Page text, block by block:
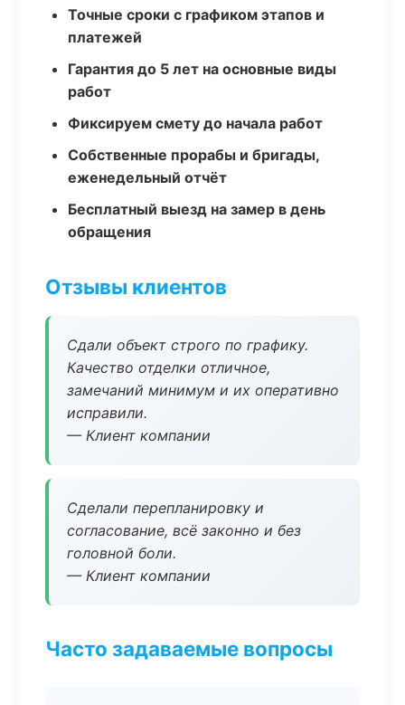
Точные сроки с графиком этапов и
платежей
Гарантия до 5 лет на основные виды
работ
Фиксируем смету до начала работ
Собственные прорабы и бригады,
еженедельный отчёт
Бесплатный выезд на замер в день
обращения
Отзывы клиентов
Сдали объект строго по графику.
Качество отделки отличное,
замечаний минимум и их оперативно
исправили.
— Клиент компании
Сделали перепланировку и
согласование, всё законно и без
головной боли.
— Клиент компании
Часто задаваемые вопросы